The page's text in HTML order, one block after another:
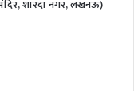
मंदिर, शारदा नगर, लखनऊ)